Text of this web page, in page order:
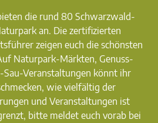
die rund 80 Schwarzwald-
an. Die zertifizierten
zeigen euch die schönsten
Naturpark-Märkten, Genuss-
Sau-Veranstaltungen könnt ihr
wie vielfältig der
und Veranstaltungen ist
bitte meldet euch vorab bei